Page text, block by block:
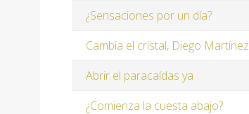
¿Sensaciones por un día?
Cambia el cristal, Diego Martínez
Abrir el paracaídas ya
¿Comienza la cuesta abajo?